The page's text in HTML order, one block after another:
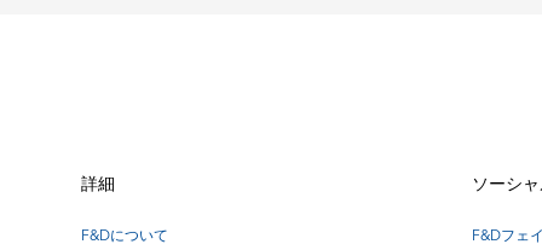
詳細
F&Dについて
ソーシ
F&Dフェ